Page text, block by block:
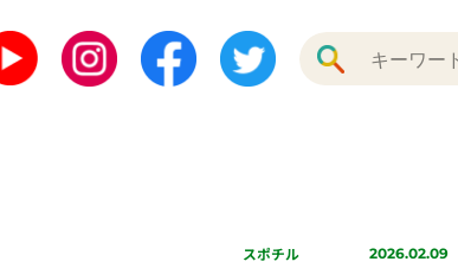
スポチル 2026.02.09